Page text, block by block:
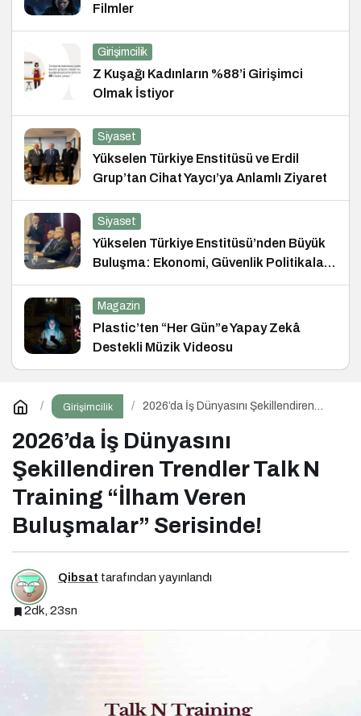
Filmler
Girişimcilik
Z Kuşağı Kadınların %88’i Girişimci
Olmak İstiyor
Siyaset
Yükselen Türkiye Enstitüsü ve Erdil
Grup’tan Cihat Yaycı’ya Anlamlı Ziyaret
Siyaset
Yükselen Türkiye Enstitüsü’nden Büyük
Buluşma: Ekonomi, Güvenlik Politikaları
ve Hukuk Konferansı
Magazin
Plastic’ten “Her Gün”e Yapay Zekâ
Destekli Müzik Videosu
Girişimcilik
2026’da İş Dünyasını Şekillendiren
Buluşmalar” Serisinde!
2026’da İş Dünyasını
Şekillendiren Trendler Talk N
Training “İlham Veren
Buluşmalar” Serisinde!
Qibsat tarafından yayınlandı
2dk, 23sn